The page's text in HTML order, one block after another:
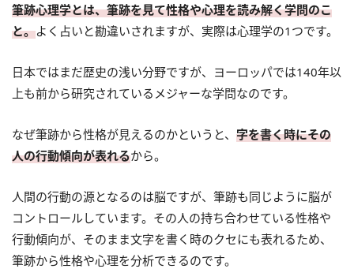
筆跡心理学とは、筆跡を見て性格や心理を読み解く学問のこ
と。よく占いと勘違いされますが、実際は心理学の1つです。
日本ではまだ歴史の浅い分野ですが、ヨーロッパでは140年以
上も前から研究されているメジャーな学問なのです。
なぜ筆跡から性格が見えるのかというと、 字を書く時にその
人の行動傾向が表れるから。
人間の行動の源となるのは脳ですが、筆跡も同じように脳が
コントロールしています。その人の持ち合わせている性格や
行動傾向が、そのまま文字を書く時のクセにも表れるため、
筆跡から性格や心理を分析できるのです。